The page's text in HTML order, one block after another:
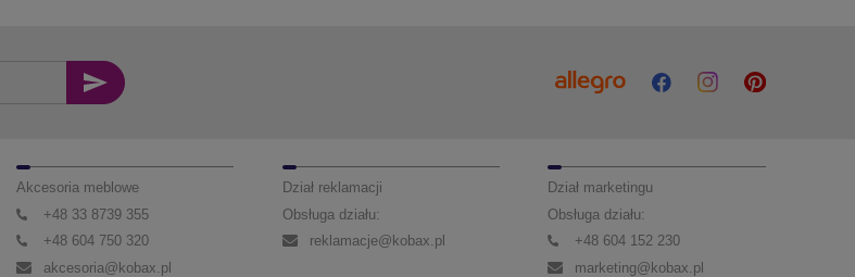
Akcesoria meblowe
+48 33 8739 355
+48 604 750 320
akcesoria@kobax.pl
Dział reklamacji
Obsługa działu:
reklamacje@kobax.pl
Dział marketingu
Obsługa działu:
+48 604 152 230
marketing@kobax.pl